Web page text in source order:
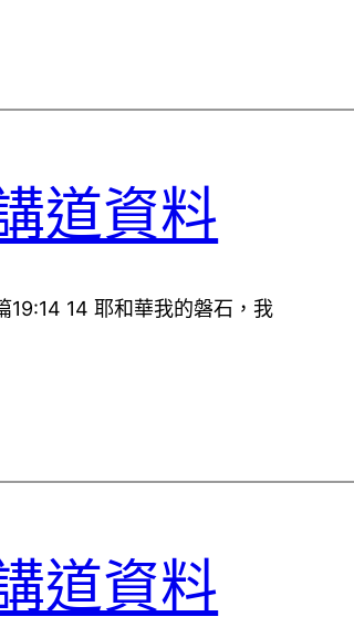
道資料
19:14 14 耶和華我的磐石，我
道資料